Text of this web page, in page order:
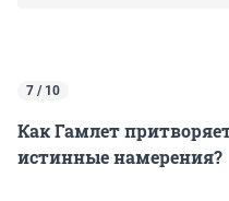
7 / 10
Как Гамлет
истинные намерения?